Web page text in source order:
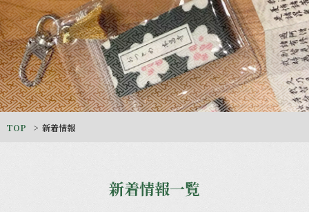
TOP 新着情報
新着情報一覧